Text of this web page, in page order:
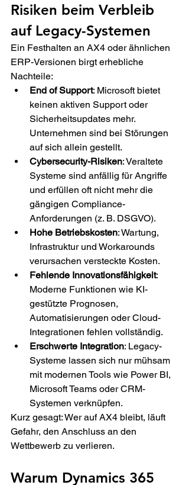
Risiken beim Verbleib
auf Legacy-Systemen
Ein Festhalten an AX4 oder ähnlichen
ERP-Versionen birgt erhebliche
Nachteile:
End of Support: Microsoft bietet
keinen aktiven Support oder
Sicherheitsupdates mehr.
Unternehmen sind bei Störungen
auf sich allein gestellt.
Cybersecurity-Risiken: Veraltete
Systeme sind anfällig für Angriffe
und erfüllen oft nicht mehr die
gängigen Compliance-
Anforderungen (z. B. DSGVO).
Hohe Betriebskosten: Wartung,
Infrastruktur und Workarounds
verursachen versteckte Kosten.
Fehlende Innovationsfähigkeit:
Moderne Funktionen wie KI-
gestützte Prognosen,
Automatisierungen oder Cloud-
Integrationen fehlen vollständig.
Erschwerte Integration: Legacy-
Systeme lassen sich nur mühsam
mit modernen Tools wie Power BI,
Microsoft Teams oder CRM-
Systemen verknüpfen.
Kurz gesagt: Wer auf AX4 bleibt, läuft
Gefahr, den Anschluss an den
Wettbewerb zu verlieren.
Warum Dynamics 365